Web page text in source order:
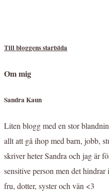
Till bloggens startsida
Om mig
Sandra Kaun
Liten blogg med en stor
allt att gå ihop med barn, jobb,
skriver heter Sandra och jag är
sensitive person men det
fru, dotter, syster och vän <3